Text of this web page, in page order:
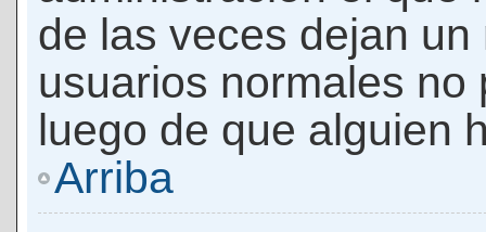
de las veces dejan
usuarios normales
luego de que alguien
Arriba